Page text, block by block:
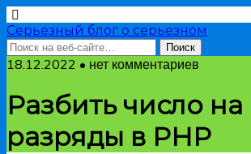
Серьезный блог о серьезном
18.12.2022 • нет комментариев
Разбить число на
разряды в PHP